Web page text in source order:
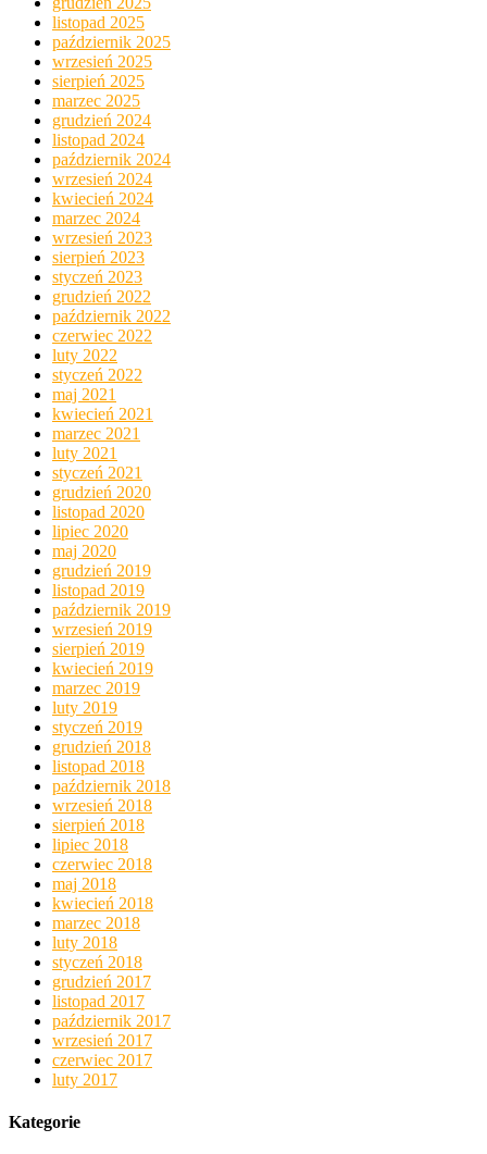
listopad 2025
październik 2025
wrzesień 2025
sierpień 2025
marzec 2025
grudzień 2024
listopad 2024
październik 2024
wrzesień 2024
kwiecień 2024
marzec 2024
wrzesień 2023
sierpień 2023
styczeń 2023
grudzień 2022
październik 2022
czerwiec 2022
luty 2022
styczeń 2022
maj 2021
kwiecień 2021
marzec 2021
luty 2021
styczeń 2021
grudzień 2020
listopad 2020
lipiec 2020
maj 2020
grudzień 2019
listopad 2019
październik 2019
wrzesień 2019
sierpień 2019
kwiecień 2019
marzec 2019
luty 2019
styczeń 2019
grudzień 2018
listopad 2018
październik 2018
wrzesień 2018
sierpień 2018
lipiec 2018
czerwiec 2018
maj 2018
kwiecień 2018
marzec 2018
luty 2018
styczeń 2018
grudzień 2017
listopad 2017
październik 2017
wrzesień 2017
czerwiec 2017
luty 2017
Kategorie